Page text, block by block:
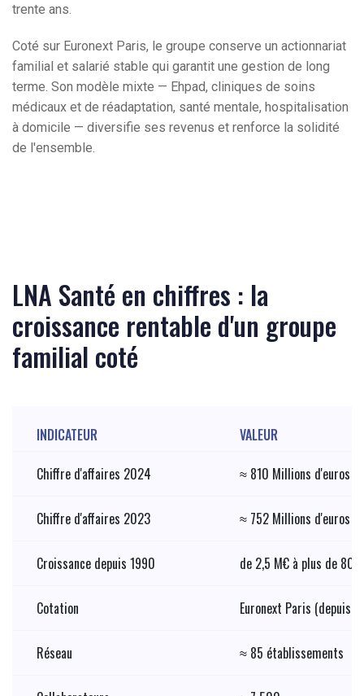
trente ans.
Coté sur Euronext Paris, le groupe conserve un actionnariat
familial et salarié stable qui garantit une gestion de long
terme. Son modèle mixte — Ehpad, cliniques de soins
médicaux et de réadaptation, santé mentale, hospitalisation
à domicile — diversifie ses revenus et renforce la solidité
de l'ensemble.
LNA Santé en chiffres : la
croissance rentable d'un groupe
familial coté
INDICATEUR
VALEUR
Chiffre d'affaires 2024
≈ 810 Millions d'euros
Chiffre d'affaires 2023 ≈ 752 Millions d'euros
Croissance depuis 1990 de 2,5 M€ à plus de
Cotation Euronext Paris (depuis
Réseau ≈ 85 établissements